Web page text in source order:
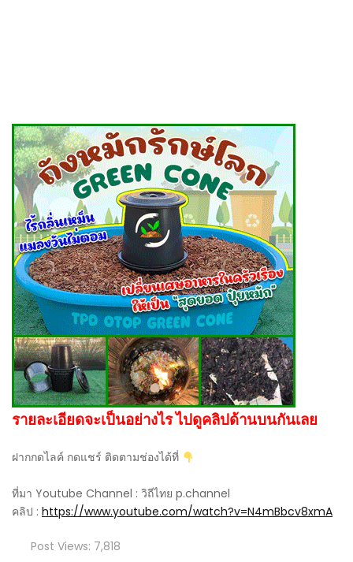
รายละเอียดจะเป็นอย่างไร ไปดูคลิปด้านบนกันเลย
ฝากกดไลค์ กดแชร์ ติดตามช่องได้ที่
ที่มา Youtube Channel : วิถีไทย p.channel
คลิป : https://www.youtube.com/watch?v=N4mBbcv8xmA
Post Views: 7,818